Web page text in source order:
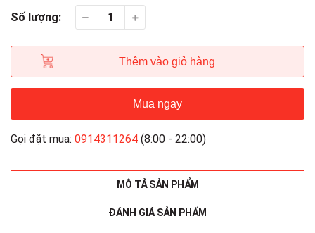
Số lượng:
Thêm vào giỏ hàng
Mua ngay
Gọi đặt mua: 0914311264 (8:00 - 22:00)
MÔ TẢ SẢN PHẨM
ĐÁNH GIÁ SẢN PHẨM